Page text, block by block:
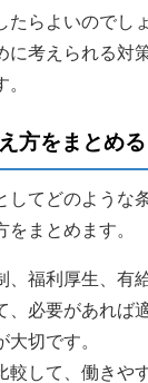
たらよいのでし
に考えられる対
方をまとめる
してどのような
まとめます。
、福利厚生、有
、必要があれば
切です。
較して、働きや